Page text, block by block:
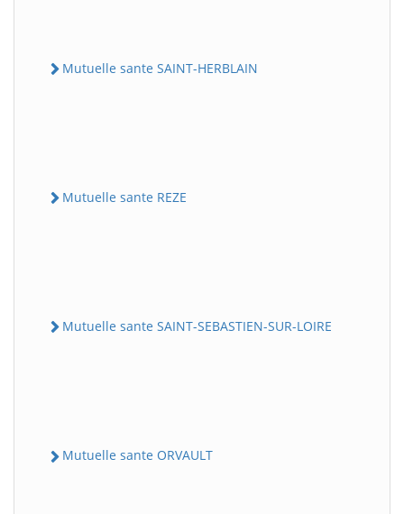
Mutuelle sante SAINT-HERBLAIN
Mutuelle sante REZE
Mutuelle sante SAINT-SEBASTIEN-SUR-LOIRE
Mutuelle sante ORVAULT